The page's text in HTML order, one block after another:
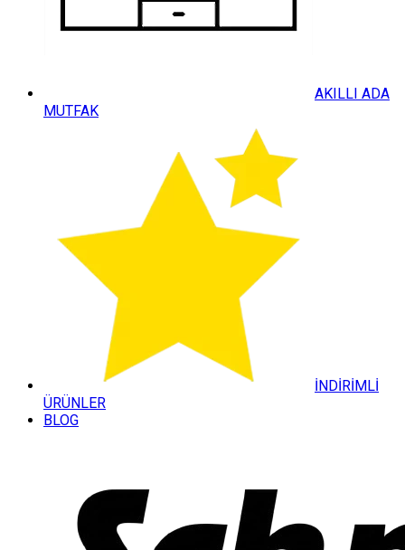
AKILLI ADA
MUTFAK
İNDİRİMLİ
ÜRÜNLER
BLOG